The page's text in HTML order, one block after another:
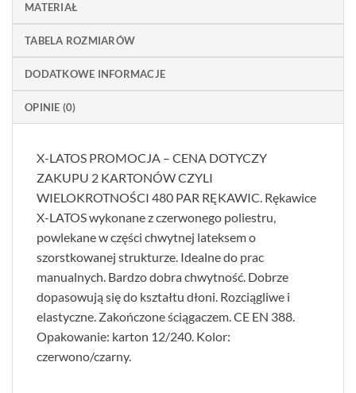
MATERIAŁ
TABELA ROZMIARÓW
DODATKOWE INFORMACJE
OPINIE (0)
X-LATOS PROMOCJA – CENA DOTYCZY
ZAKUPU 2 KARTONÓW CZYLI
WIELOKROTNOŚCI 480 PAR RĘKAWIC. Rękawice
X-LATOS wykonane z czerwonego poliestru,
powlekane w części chwytnej lateksem o
szorstkowanej strukturze. Idealne do prac
manualnych. Bardzo dobra chwytność. Dobrze
dopasowują się do kształtu dłoni. Rozciągliwe i
elastyczne. Zakończone ściągaczem. CE EN 388.
Opakowanie: karton 12/240. Kolor:
czerwono/czarny.